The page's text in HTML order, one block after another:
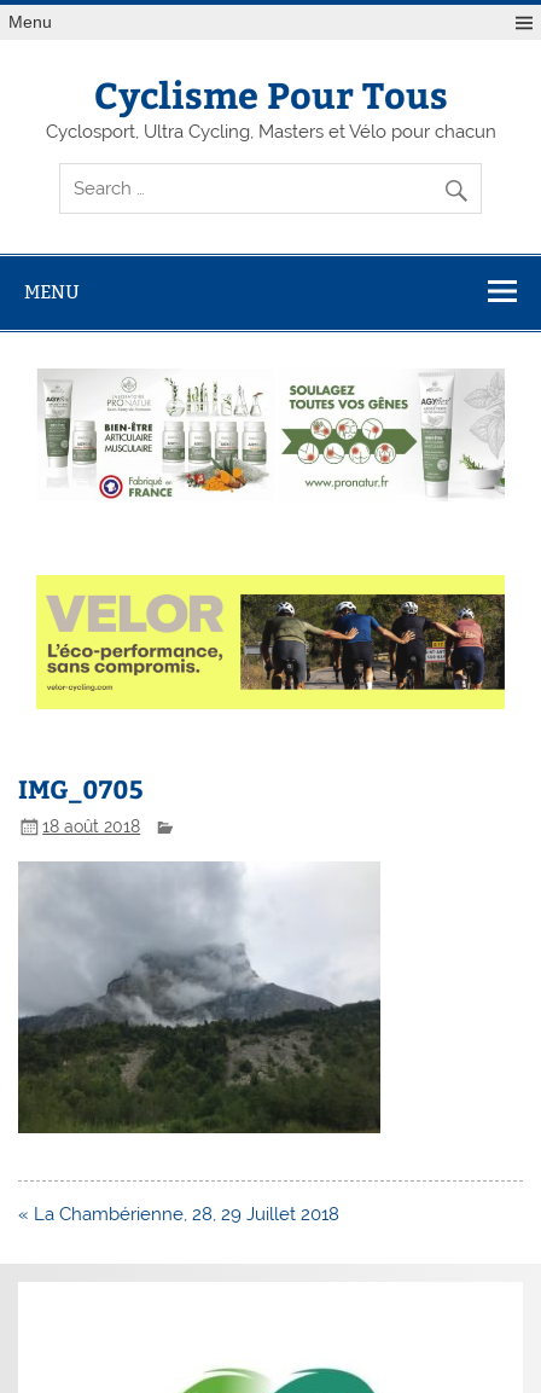
Menu
Cyclisme Pour Tous
Cyclosport, Ultra Cycling, Masters et Vélo pour chacun
MENU
IMG_0705
18 août 2018
Navigation
l’article
« La Chambérienne, 28, 29 Juillet 2018